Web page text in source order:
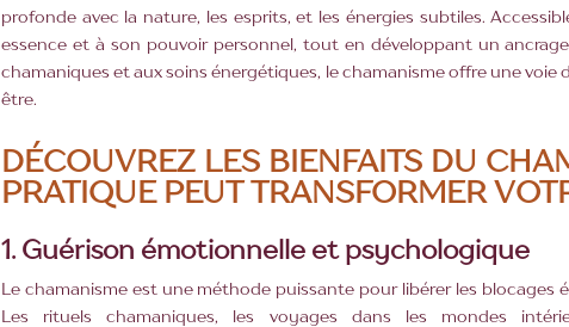
profonde avec la nature, les esprits, et les énergies subtiles.
essence et à son pouvoir personnel, tout en développant un
chamaniques et aux soins énergétiques, le chamanisme offre une
être.
DÉCOUVREZ LES BIENFAITS DU
PRATIQUE PEUT TRANSFORMER
1. Guérison émotionnelle et psychologique
Le chamanisme est une méthode puissante pour libérer les
Les rituels chamaniques, les voyages dans les mondes